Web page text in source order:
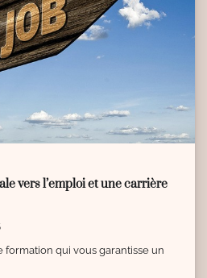
vers l’emploi et une carrière
formation qui vous garantisse un